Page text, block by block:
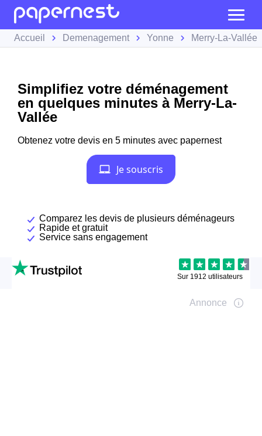
Accueil Demenagement Yonne Merry-La-Vallée